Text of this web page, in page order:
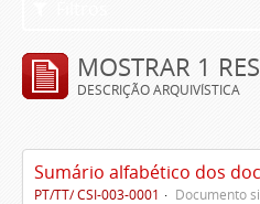
MOSTRAR 1
DESCRIÇÃO ARQUIVÍSTICA
PT/TT/ CSI-003-0001 Documento